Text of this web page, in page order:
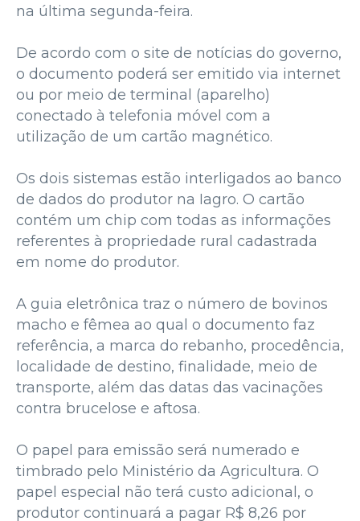
na última segunda-feira.
De acordo com o site de notícias do governo,
o documento poderá ser emitido via internet
ou por meio de terminal (aparelho)
conectado à telefonia móvel com a
utilização de um cartão magnético.
Os dois sistemas estão interligados ao banco
de dados do produtor na Iagro. O cartão
contém um chip com todas as informações
referentes à propriedade rural cadastrada
em nome do produtor.
A guia eletrônica traz o número de bovinos
macho e fêmea ao qual o documento faz
referência, a marca do rebanho, procedência,
localidade de destino, finalidade, meio de
transporte, além das datas das vacinações
contra brucelose e aftosa.
O papel para emissão será numerado e
timbrado pelo Ministério da Agricultura. O
papel especial não terá custo adicional, o
produtor continuará a pagar R$ 8,26 por